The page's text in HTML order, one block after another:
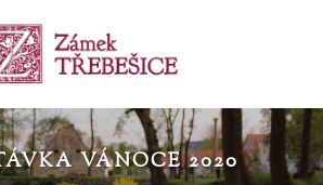
VÁNOCE 2020